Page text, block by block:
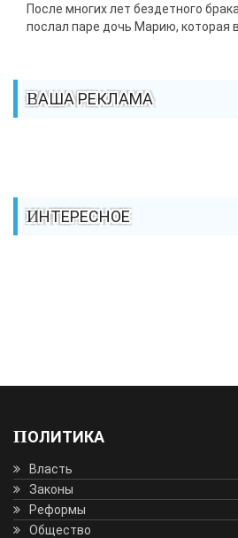
После многих лет бездетного
послал паре дочь Марию, которая
ВАША РЕКЛАМА
ИНТЕРЕСНОЕ
ПОЛИТИКА
Власть
Законы
Реформы
Общество